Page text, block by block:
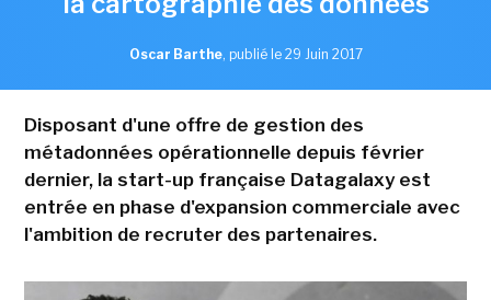
Oscar Barthe, publié le 29 Juin 2017
Disposant d'une offre de gestion des
métadonnées opérationnelle depuis février
dernier, la start-up française Datagalaxy est
entrée en phase d'expansion commerciale avec
l'ambition de recruter des partenaires.